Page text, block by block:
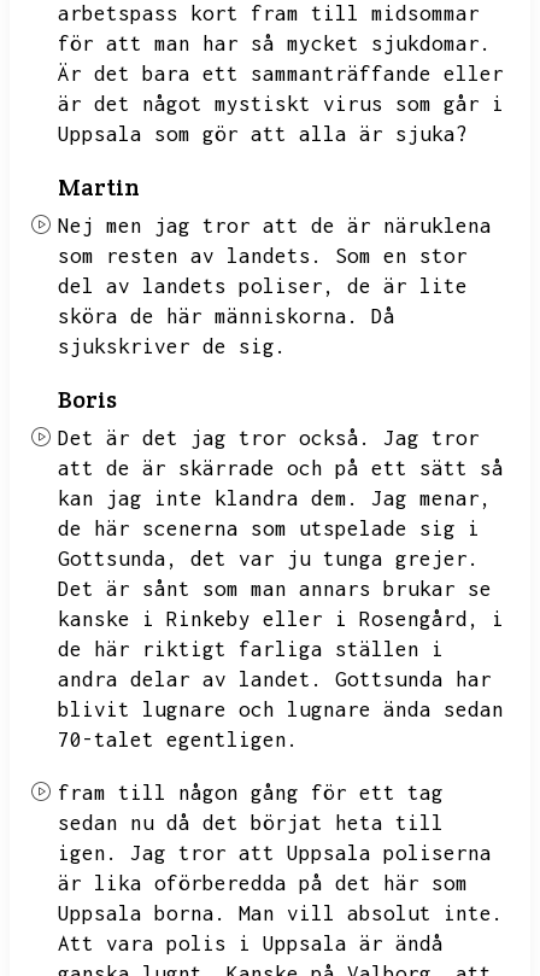
arbetspass kort fram till midsommar
för att man har så mycket sjukdomar.
Är det bara ett sammanträffande eller
är det något mystiskt virus som går i
Uppsala som gör att alla är sjuka?
Martin
Nej men jag tror att de är näruklena
som resten av landets.
Som en stor
del av landets poliser,
de är lite
sköra de här människorna.
Då
sjukskriver de sig.
Boris
Det är det jag tror också.
Jag tror
att de är skärrade och på ett sätt så
kan jag inte klandra dem.
Jag menar,
de här scenerna som utspelade sig i
Gottsunda,
det var ju tunga grejer.
Det är sånt som man annars brukar se
kanske i Rinkeby eller i Rosengård,
i
de här riktigt farliga ställen i
andra delar av landet.
Gottsunda har
blivit lugnare och lugnare ända sedan
70-talet egentligen.
fram till någon gång för ett tag
sedan nu då det börjat heta till
igen.
Jag tror att Uppsala poliserna
är lika oförberedda på det här som
Uppsala borna.
Man vill absolut inte.
Att vara polis i Uppsala är ändå